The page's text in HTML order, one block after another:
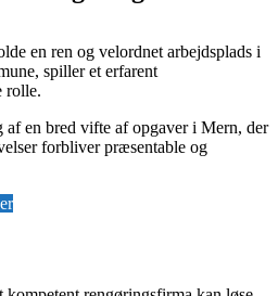
en ren og velordnet arbejdsplads i
spiller et erfarent
rolle.
af en bred vifte af opgaver i Mern, der
forbliver præsentable og